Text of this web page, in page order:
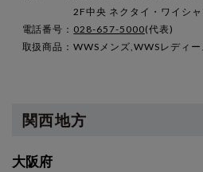
2F中央 ネクタイ・ワイシャ
電話番号： 028-657-5000(代表)
取扱商品：WWSメンズ,WWSレディー
関西地方
大阪府